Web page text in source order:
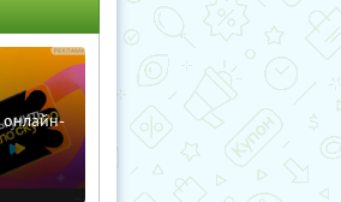
онлайн-